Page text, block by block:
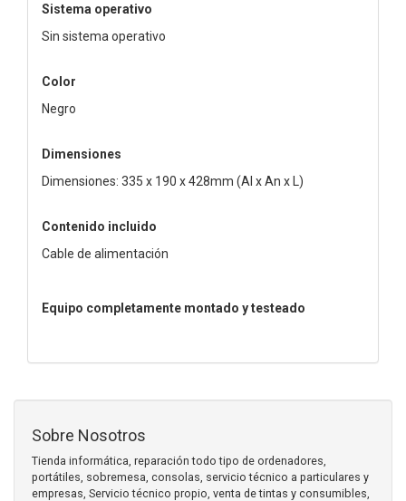
Sistema operativo
Sin sistema operativo
Color
Negro
Dimensiones
Dimensiones: 335 x 190 x 428mm (Al x An x L)
Contenido incluido
Cable de alimentación
Equipo completamente montado y testeado
Sobre Nosotros
Tienda informática, reparación todo tipo de ordenadores,
portátiles, sobremesa, consolas, servicio técnico a particulares y
empresas, Servicio técnico propio, venta de tintas y consumibles,